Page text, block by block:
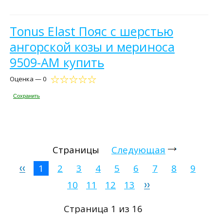
Tonus Elast Пояс с шерстью
ангорской козы и мериноса
9509-AM купить
Оценка — 0
Сохранить
Страницы
Следующая
1
2 3 4 5 6 7 8
9
10
11 12
13
Страница 1 из 16